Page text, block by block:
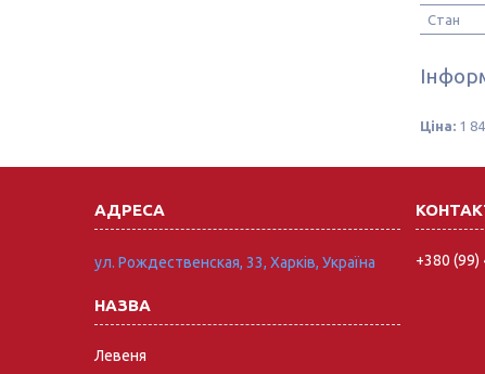
Стан
Ціна: 1
ул. Рождественская, 33, Харків, Україна
Левеня
+380